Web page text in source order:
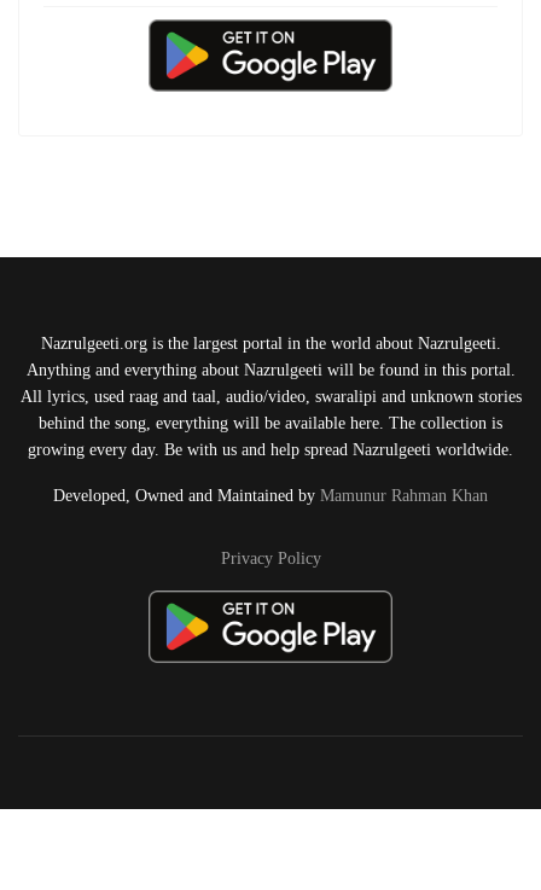
Nazrulgeeti.org is the largest portal in the world about Nazrulgeeti.
Anything and everything about Nazrulgeeti will be found in this portal.
All lyrics, used raag and taal, audio/video, swaralipi and unknown stories
behind the song, everything will be available here. The collection is
growing every day. Be with us and help spread Nazrulgeeti worldwide.
Developed, Owned and Maintained by Mamunur Rahman Khan
Privacy Policy